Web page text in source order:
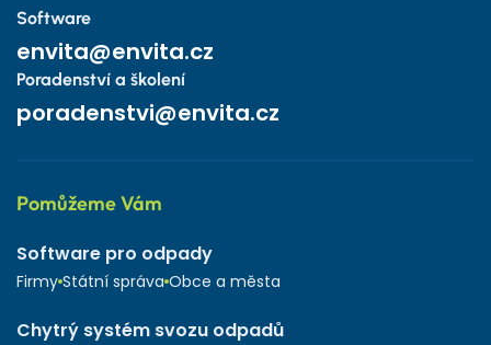
Software
envita@envita.cz
Poradenství a školení
poradenstvi@envita.cz
Pomůžeme Vám
Software pro odpady
Firmy Státní správa Obce a města
Chytrý systém svozu odpadů